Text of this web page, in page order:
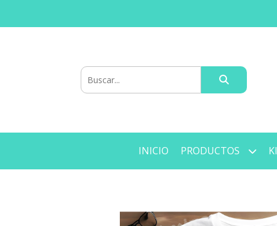
INICIO PRODUCTOS